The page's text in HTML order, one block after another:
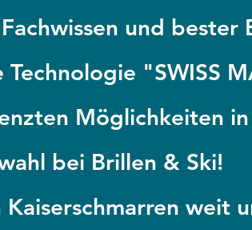
und bester
"SWISS
Möglichkeiten
bei Brillen & Ski!
Kaiserschmarren weit